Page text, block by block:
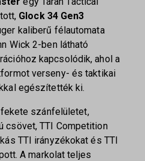
Glock 34 Gen3
kaliberű félautomata
Wick 2-ben látható
kapcsolódik, ahol a
verseny- és taktikai
egészítették ki.
szánfelületet,
csövet, TTI Competition
TTI irányzékokat és TTI
A markolat teljes